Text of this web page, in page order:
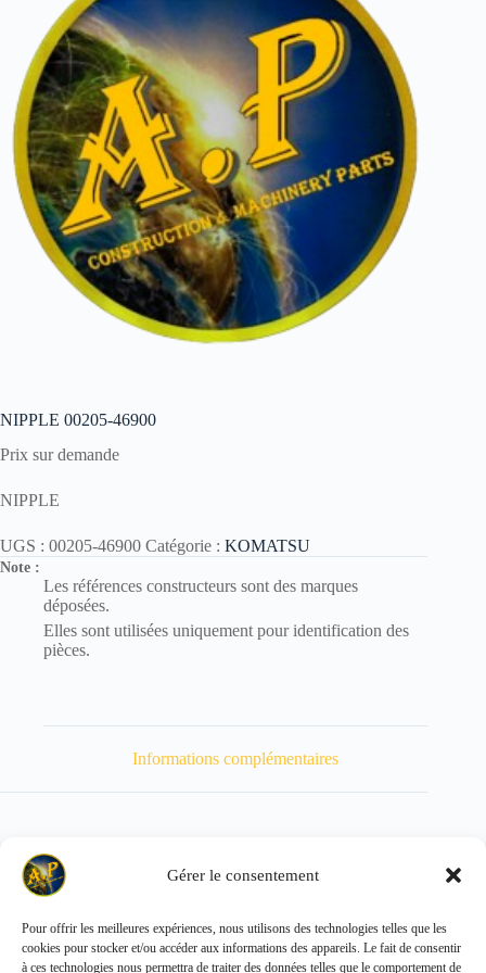
Gérer le consentement
Pour offrir les meilleures expériences, nous utilisons des technologies telles que les
cookies pour stocker et/ou accéder aux informations des appareils. Le fait de consentir
à ces technologies nous permettra de traiter des données telles que le comportement de
NIPPLE 00205-46900
Prix sur demande
NIPPLE
UGS : 00205-46900 Catégorie : KOMATSU
Note :
Les références constructeurs sont des marques
déposées.
Elles sont utilisées uniquement pour identification des
pièces.
Informations complémentaires
Poids 100 kg
Copyright © 2026 - ALL PARTS FRANCE SAS